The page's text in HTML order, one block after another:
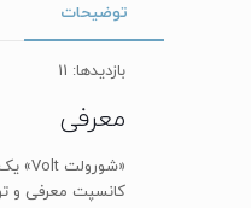
توضیحات
بازدیدها: 11
معرفی